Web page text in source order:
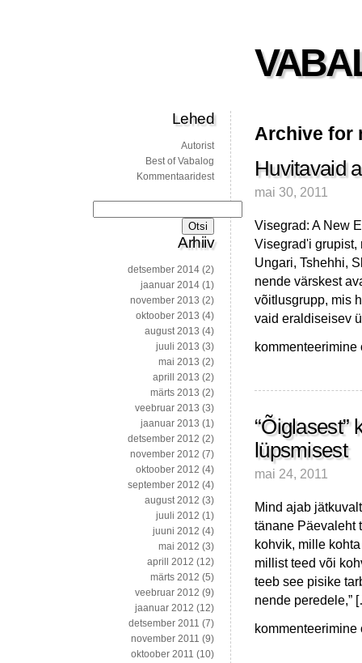
Archive for
Huvitavaid
mai 30, 2011
Visegrad: A New
Visegrad'i grupist,
Ungari, Tshehhi,
nende värskest
võitlusgrupp, mis
vaid eraldiseisev
Huvitavaid
alguseks
“Õiglasest”
lüpsmisest
mai 24, 2011
Mind ajab
tänane Päevaleht
kohvik, mille
millist teed või
teeb see pisike
nende peredele,”
“Õiglasest”
Lehed
Autorist
Best of Vabalog
Kommentaaridest
Arhiiv
detsember 2014 (2)
jaanuar 2014 (1)
november 2013 (2)
oktoober 2013 (4)
august 2013 (4)
juuli 2013 (3)
mai 2013 (2)
aprill 2013 (2)
märts 2013 (2)
veebruar 2013 (3)
jaanuar 2013 (1)
detsember 2012 (2)
november 2012 (7)
oktoober 2012 (4)
september 2012 (4)
august 2012 (3)
juuli 2012 (1)
juuni 2012 (4)
mai 2012 (3)
aprill 2012 (12)
märts 2012 (5)
veebruar 2012 (9)
jaanuar 2012 (12)
detsember 2011 (7)
november 2011 (9)
oktoober 2011 (10)